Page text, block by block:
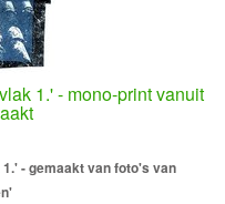
1.' - mono-print vanuit
- gemaakt van foto's van